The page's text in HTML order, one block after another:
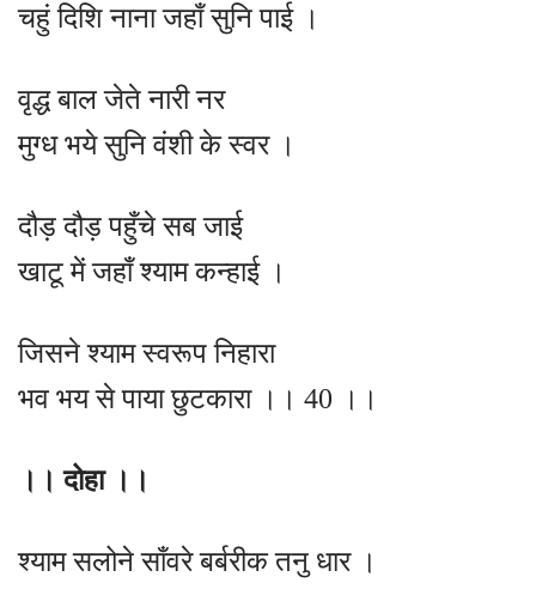
चहुं दिशि नाना जहाँ सुनि पाई ।
वृद्ध बाल जेते नारी नर
मुग्ध भये सुनि वंशी के स्वर ।
दौड़ दौड़ पहुँचे सब जाई
खाटू में जहाँ श्याम कन्हाई ।
जिसने श्याम स्वरूप निहारा
भव भय से पाया छुटकारा ।। 40 ।।
।। दोहा ।।
श्याम सलोने साँवरे बर्बरीक तनु धार ।